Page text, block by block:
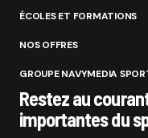
ÉCOLES ET FORMATIONS
NOS OFFRES
GROUPE NAVYMEDIA
Restez au
importantes du